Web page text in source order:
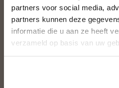
partners voor social media,
partners kunnen deze
informatie die u aan ze heeft
verzameld op basis van uw
DIT VIND JE
OOK LEUK